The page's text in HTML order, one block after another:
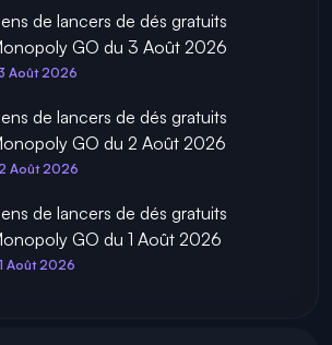
de lancers de dés gratuits
GO du 3 Août 2026
Août 2026
de lancers de dés gratuits
GO du 2 Août 2026
Août 2026
de lancers de dés gratuits
GO du 1 Août 2026
Août 2026